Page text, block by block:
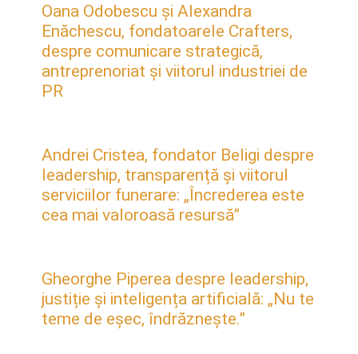
Oana Odobescu și Alexandra
Enăchescu, fondatoarele Crafters,
despre comunicare strategică,
antreprenoriat și viitorul industriei de
PR
Andrei Cristea, fondator Beligi despre
leadership, transparență și viitorul
serviciilor funerare: „Încrederea este
cea mai valoroasă resursă”
Gheorghe Piperea despre leadership,
justiție și inteligența artificială: „Nu te
teme de eșec, îndrăznește.”